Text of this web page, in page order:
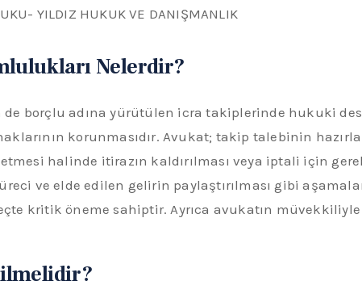
Nelerdir?
borçlu adına yürütülen icra takiplerinde hukuki
korunmasıdır. Avukat; takip talebinin
halinde itirazın kaldırılması veya iptali için
ve elde edilen gelirin paylaştırılması gibi
kritik öneme sahiptir. Ayrıca avukatın